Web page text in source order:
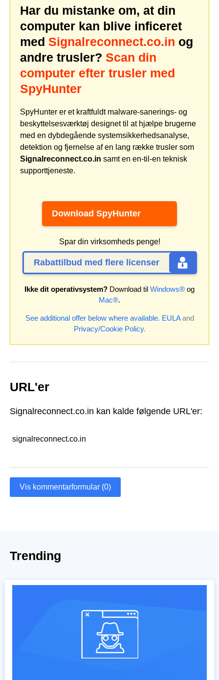
Har du mistanke om, at din
computer kan blive inficeret
med Signalreconnect.co.in og
andre trusler? Scan din
computer efter trusler med
SpyHunter
SpyHunter er et kraftfuldt malware-sanerings- og
beskyttelsesværktøj designet til at hjælpe brugerne
med en dybdegående systemsikkerhedsanalyse,
detektion og fjernelse af en lang række trusler som
Signalreconnect.co.in samt en en-til-en teknisk
supporttjeneste.
Download SpyHunter
Spar din virksomheds penge!
Rabattilbud med flere licenser
Ikke dit operativsystem? Download til Windows® og
Mac®.
See additional offer below where available. EULAand
Privacy/Cookie Policy.
URL'er
Signalreconnect.co.in kan kalde følgende URL'er:
signalreconnect.co.in
Vis kommentarformular (0)
Trending